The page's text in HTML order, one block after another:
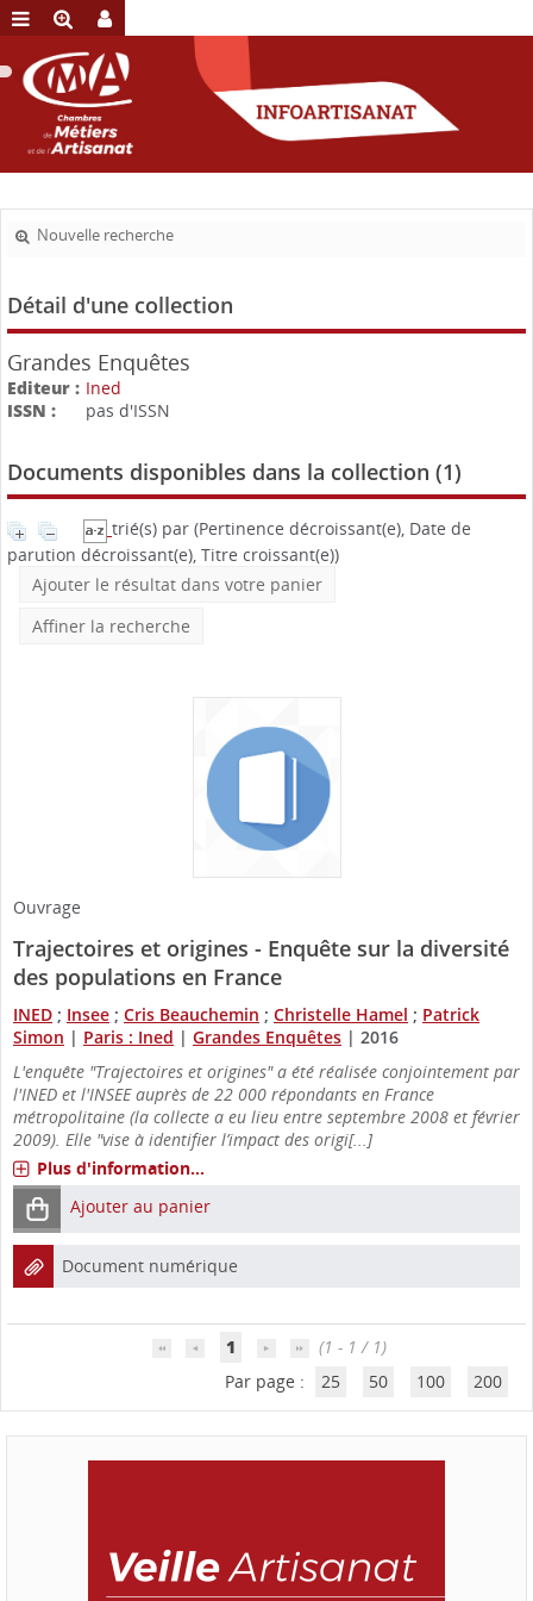
Nouvelle recherche
Détail d'une collection
Grandes Enquêtes
Editeur : Ined
ISSN :
pas d'ISSN
Documents disponibles dans la collection (1)
trié(s) par (Pertinence décroissant(e), Date de
parution décroissant(e), Titre croissant(e))
Ajouter le résultat dans votre panier
Affiner la recherche
Ouvrage
Trajectoires et origines - Enquête sur la diversité
des populations en France
INED ; Insee ; Cris Beauchemin ; Christelle Hamel ; Patrick
Simon | Paris : Ined | Grandes Enquêtes | 2016
L'enquête "Trajectoires et origines" a été réalisée conjointement par
l'INED et l'INSEE auprès de 22 000 répondants en France
métropolitaine (la collecte a eu lieu entre septembre 2008 et février
2009). Elle "vise à identifier l’impact des origi[...]
Plus d'information...
Ajouter au panier
Document numérique
1
(1 - 1 / 1)
Par page :
25 50 100 200